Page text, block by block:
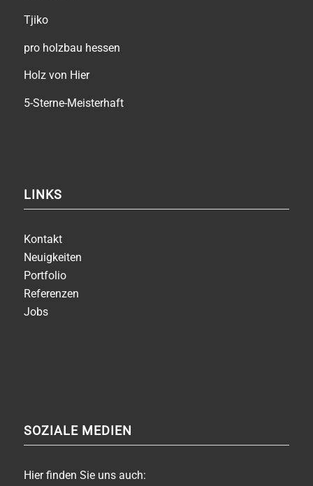
Tjiko
pro holzbau hessen
Holz von Hier
5-Sterne-Meisterhaft
LINKS
Kontakt
Neuigkeiten
Portfolio
Referenzen
Jobs
SOZIALE MEDIEN
Hier finden Sie uns auch: